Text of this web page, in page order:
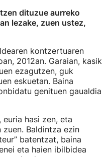
dituzue aurreko
lezake, zuen ustez,
kontzertuaren
2012an. Garaian, kasik
ezagutzen, guk
eskuetan. Baina
genituen gaualdia
hasi zen, eta
Baldintza ezin
batentzat, baina
eta haien ibilbidea